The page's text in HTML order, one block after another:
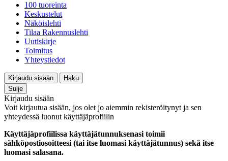
100 tuoreinta
Keskustelut
Näköislehti
Tilaa Rakennuslehti
Uutiskirje
Toimitus
Yhteystiedot
Kirjaudu sisään
Haku
Sulje
Kirjaudu sisään
Voit kirjautua sisään, jos olet jo aiemmin rekisteröitynyt ja sen
yhteydessä luonut käyttäjäprofiilin
Käyttäjäprofiilissa käyttäjätunnuksenasi toimii
sähköpostiosoitteesi (tai itse luomasi käyttäjätunnus) sekä itse
luomasi salasana.